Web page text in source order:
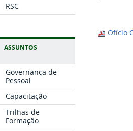
RSC
ASSUNTOS
Governança de
Pessoal
Capacitação
Trilhas de
Formação
Ofício